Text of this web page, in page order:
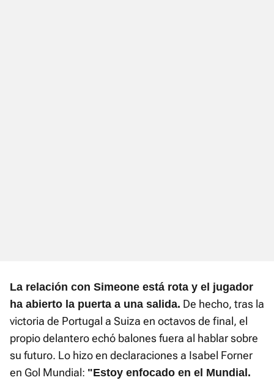
La relación con Simeone está rota y el jugador
ha abierto la puerta a una salida. De hecho, tras la
victoria de Portugal a Suiza en octavos de final, el
propio delantero echó balones fuera al hablar sobre
su futuro. Lo hizo en declaraciones a Isabel Forner
en Gol Mundial: "Estoy enfocado en el Mundial.